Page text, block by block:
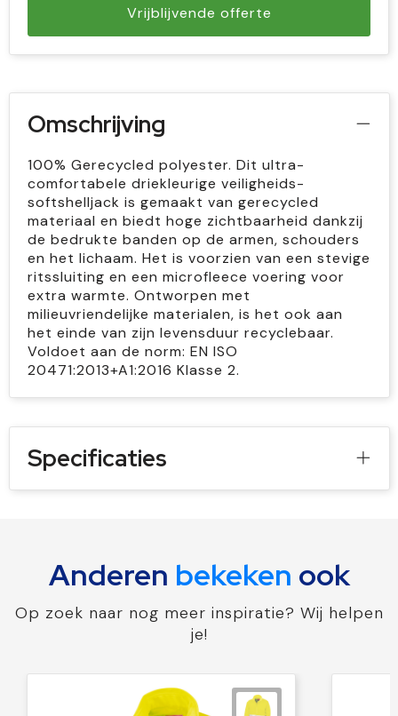
Vrijblijvende offerte
Omschrijving
100% Gerecycled polyester. Dit ultra-
comfortabele driekleurige veiligheids-
softshelljack is gemaakt van gerecycled
materiaal en biedt hoge zichtbaarheid dankzij
de bedrukte banden op de armen, schouders
en het lichaam. Het is voorzien van een stevige
ritssluiting en een microfleece voering voor
extra warmte. Ontworpen met
milieuvriendelijke materialen, is het ook aan
het einde van zijn levensduur recyclebaar.
Voldoet aan de norm: EN ISO
20471:2013+A1:2016 Klasse 2.
Specificaties
Anderen bekeken ook
Op zoek naar nog meer inspiratie? Wij helpen
je!